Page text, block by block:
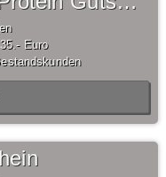
Euro